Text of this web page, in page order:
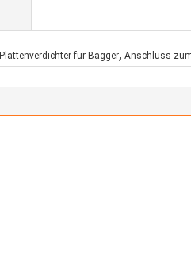
Plattenverdichter für Bagger, Anschluss